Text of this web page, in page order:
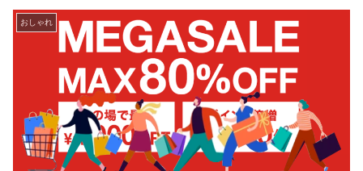
おしゃれ